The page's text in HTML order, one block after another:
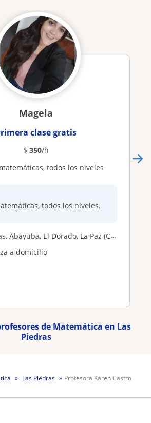
Magela
clase gratis
$ 350/h
matemáticas, todos los niveles
todos los niveles.
El Dorado, La Paz (Canelones)
a domicilio
de Matemática en Las
Piedras
Las Piedras Profesora Karen Castro